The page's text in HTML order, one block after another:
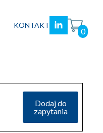
KONTAKT
0
Dodaj do
zapytania